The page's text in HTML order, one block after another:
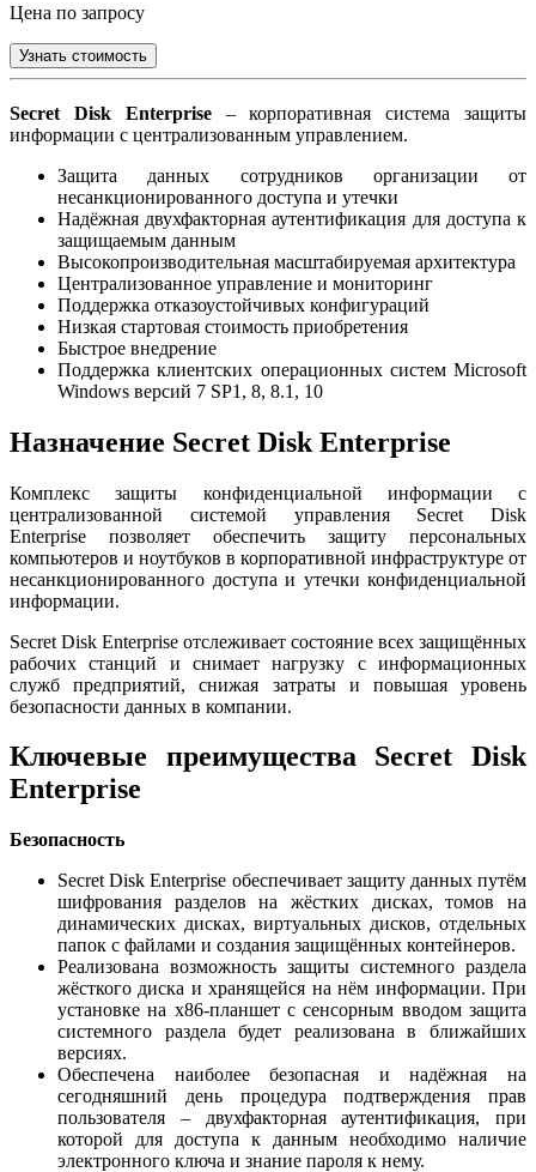
Цена по запросу
Узнать стоимость
Secret Disk Enterprise– корпоративная система защиты
информации с централизованным управлением.
Защита данных сотрудников организации от
несанкционированного доступа и утечки
Надёжная двухфакторная аутентификация для доступа к
защищаемым данным
Высокопроизводительная масштабируемая архитектура
Централизованное управление и мониторинг
Поддержка отказоустойчивых конфигураций
Низкая стартовая стоимость приобретения
Быстрое внедрение
Поддержка клиентских операционных систем Microsoft
Windows версий 7 SP1, 8, 8.1, 10
Назначение Secret Disk Enterprise
Комплекс защиты конфиденциальной информации с
централизованной системой управления Secret Disk
Enterprise позволяет обеспечить защиту персональных
компьютеров и ноутбуков в корпоративной инфраструктуре от
несанкционированного доступа и утечки конфиденциальной
информации.
Secret Disk Enterprise отслеживает состояние всех защищённых
рабочих станций и снимает нагрузку с информационных
служб предприятий, снижая затраты и повышая уровень
безопасности данных в компании.
Ключевые преимущества Secret Disk
Enterprise
Безопасность
Secret Disk Enterprise обеспечивает защиту данных путём
шифрования разделов на жёстких дисках, томов на
динамических дисках, виртуальных дисков, отдельных
папок с файлами и создания защищённых контейнеров.
Реализована возможность защиты системного раздела
жёсткого диска и хранящейся на нём информации. При
установке на x86-планшет с сенсорным вводом защита
системного раздела будет реализована в ближайших
версиях.
Обеспечена наиболее безопасная и надёжная на
сегодняшний день процедура подтверждения прав
пользователя – двухфакторная аутентификация, при
которой для доступа к данным необходимо наличие
электронного ключа и знание пароля к нему.